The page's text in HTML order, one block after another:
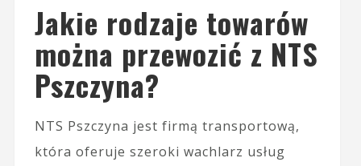
Jakie rodzaje towarów
można przewozić z NTS
Pszczyna?
NTS Pszczyna jest firmą transportową,
która oferuje szeroki wachlarz usług